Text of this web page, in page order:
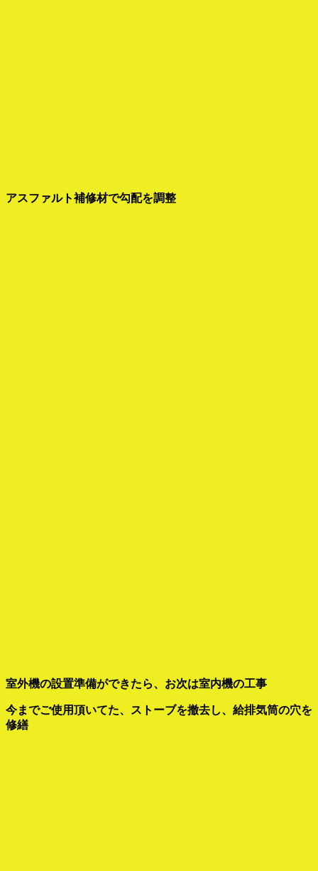
アスファルト補修材で勾配を調整
室外機の設置準備ができたら、お次は室内機の工事
今までご使用頂いてた、ストーブを撤去し、給排気筒の穴を
修繕